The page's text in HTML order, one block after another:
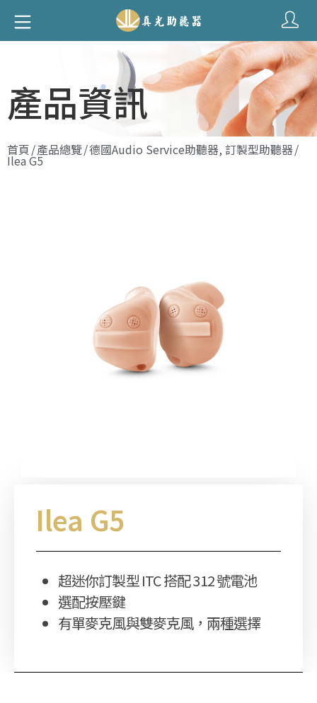
產品資訊
首頁/產品總覽/德國Audio Service助聽器, 訂製型助聽器/
Ilea G5
Ilea G5
超迷你訂製型 ITC 搭配 312 號電池
選配按壓鍵
有單麥克風與雙麥克風，兩種選擇